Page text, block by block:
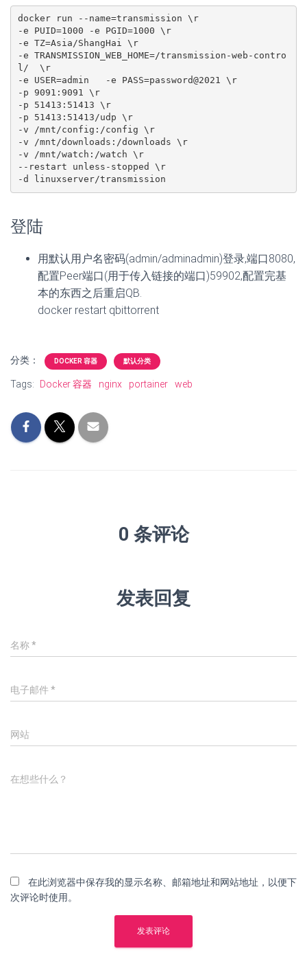
docker run --name=transmission \r
-e PUID=1000 -e PGID=1000 \r
-e TZ=Asia/ShangHai \r
-e TRANSMISSION_WEB_HOME=/transmission-web-contro
l/  \r
-e USER=admin   -e PASS=password@2021 \r
-p 9091:9091 \r
-p 51413:51413 \r
-p 51413:51413/udp \r
-v /mnt/config:/config \r
-v /mnt/downloads:/downloads \r
-v /mnt/watch:/watch \r
--restart unless-stopped \r
-d linuxserver/transmission
登陆
用默认用户名密码(admin/adminadmin)登录,端口8080,
配置Peer端口(用于传入链接的端口)59902,配置完基
本的东西之后重启QB.
docker restart qbittorrent
分类： DOCKER 容器 默认分类
Tags: Docker 容器 nginx portainer web
0 条评论
发表回复
名称*
电子邮件 *
网站
在想些什么？
在此浏览器中保存我的显示名称、邮箱地址和网站地址，以便下
次评论时使用。